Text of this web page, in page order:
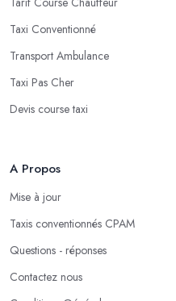
Taxi Conventionné
Transport Ambulance
Taxi Pas Cher
Devis course taxi
A Propos
Mise à jour
Taxis conventionnés CPAM
Questions - réponses
Contactez nous